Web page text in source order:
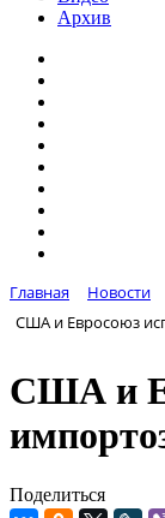
Архив
Главная
Новости
США и Евросоюз
США и
Поделиться